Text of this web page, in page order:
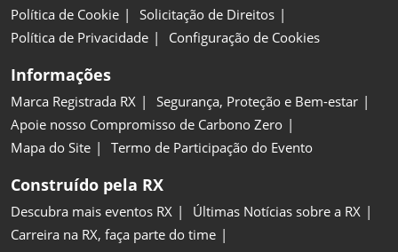
Política de Cookie
Solicitação de Direitos
Política de Privacidade
Configuração de Cookies
Informações
Marca Registrada RX
Segurança, Proteção e Bem-estar
Apoie nosso Compromisso de Carbono Zero
Mapa do Site
Termo de Participação do Evento
Construído pela RX
Descubra mais eventos RX
Últimas Notícias sobre a RX
Carreira na RX, faça parte do time